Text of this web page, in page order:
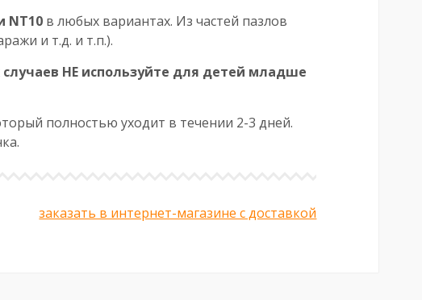
NT10в любых вариантах. Из частей пазлов
и т.д. и т.п.).
НЕ используйте для детей младше
полностью уходит в течении 2-3 дней.
заказать в интернет-магазине с доставкой